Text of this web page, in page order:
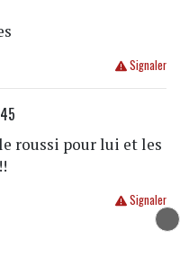
Signaler
roussi pour lui et les
Signaler